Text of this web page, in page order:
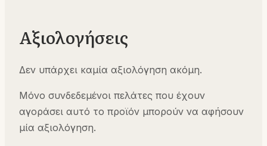
Αξιολογήσεις
Δεν υπάρχει καμία αξιολόγηση ακόμη.
Μόνο συνδεδεμένοι πελάτες που έχουν
αγοράσει αυτό το προϊόν μπορούν να αφήσουν
μία αξιολόγηση.